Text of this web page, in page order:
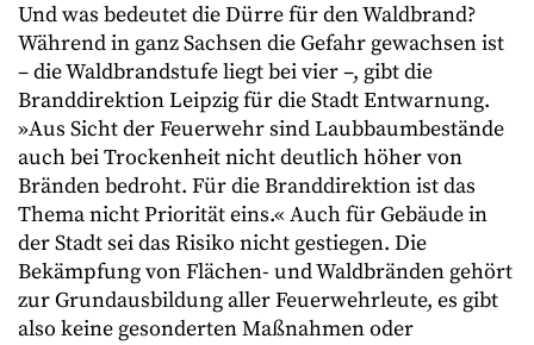
Und was bedeutet die Dürre für den Waldbrand?
Während in ganz Sachsen die Gefahr gewachsen ist
– die Waldbrandstufe liegt bei vier –, gibt die
Branddirektion Leipzig für die Stadt Entwarnung.
»Aus Sicht der Feuerwehr sind Laubbaumbestände
auch bei Trockenheit nicht deutlich höher von
Bränden bedroht. Für die Branddirektion ist das
Thema nicht Priorität eins.« Auch für Gebäude in
der Stadt sei das Risiko nicht gestiegen. Die
Bekämpfung von Flächen- und Waldbränden gehört
zur Grundausbildung aller Feuerwehrleute, es gibt
also keine gesonderten Maßnahmen oder